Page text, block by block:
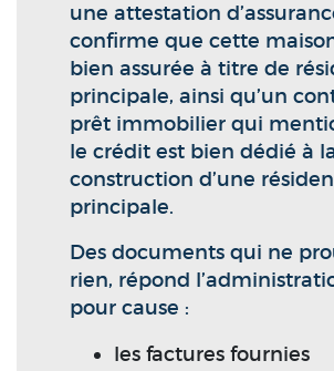
une attestation
confirme que cette
bien assurée à titre de
principale, ainsi qu’un
prêt immobilier qui
le crédit est bien dédié à
construction d’une
principale.
Des documents qui ne
rien, répond
pour cause :
les factures fournies